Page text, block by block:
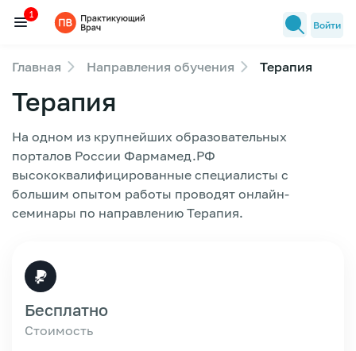
Семинары
Новости медицины
Лекторы
FAQ
1
Войти
Главная Направления обучения Терапия
Терапия
На одном из крупнейших образовательных
порталов России Фармамед.РФ
высококвалифицированные специалисты с
большим опытом работы проводят онлайн-
семинары по направлению Терапия.
Бесплатно
Стоимость